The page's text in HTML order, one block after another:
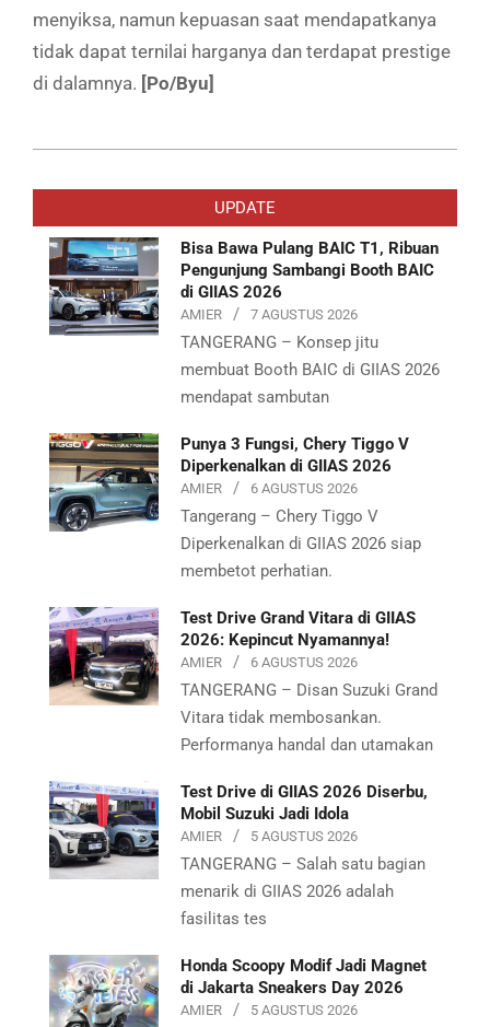
menyiksa, namun kepuasan saat mendapatkanya
tidak dapat ternilai harganya dan terdapat prestige
di dalamnya. [Po/Byu]
07-
UPDATE
Bisa Bawa Pulang BAIC T1, Ribuan
Pengunjung Sambangi Booth BAIC
di GIIAS 2026
AMIER 7 AGUSTUS 2026
TANGERANG – Konsep jitu
membuat Booth BAIC di GIIAS 2026
mendapat sambutan
Punya 3 Fungsi, Chery Tiggo V
Diperkenalkan di GIIAS 2026
AMIER 6 AGUSTUS 2026
Tangerang – Chery Tiggo V
Diperkenalkan di GIIAS 2026 siap
membetot perhatian.
Test Drive Grand Vitara di GIIAS
2026: Kepincut Nyamannya!
AMIER 6 AGUSTUS 2026
TANGERANG – Disan Suzuki Grand
Vitara tidak membosankan.
Performanya handal dan utamakan
Test Drive di GIIAS 2026 Diserbu,
Mobil Suzuki Jadi Idola
AMIER 5 AGUSTUS 2026
TANGERANG – Salah satu bagian
menarik di GIIAS 2026 adalah
fasilitas tes
Honda Scoopy Modif Jadi Magnet
di Jakarta Sneakers Day 2026
AMIER 5 AGUSTUS 2026